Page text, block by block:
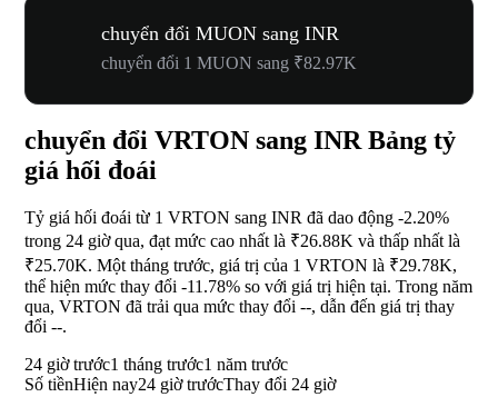
chuyển đổi MUON sang INR
chuyển đổi 1 MUON sang ₹82.97K
chuyển đổi VRTON sang INR Bảng tỷ
giá hối đoái
Tỷ giá hối đoái từ 1 VRTON sang INR đã dao động -2.20%
trong 24 giờ qua, đạt mức cao nhất là ₹26.88K và thấp nhất là
₹25.70K. Một tháng trước, giá trị của 1 VRTON là ₹29.78K,
thể hiện mức thay đổi -11.78% so với giá trị hiện tại. Trong năm
qua, VRTON đã trải qua mức thay đổi --, dẫn đến giá trị thay
đổi --.
24 giờ trước1 tháng trước1 năm trước
Số tiềnHiện nay24 giờ trướcThay đổi 24 giờ